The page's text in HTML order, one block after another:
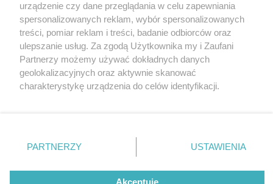
1 / 5
Bulwary w Kaletach
Nie zapomnij
zapoznać się z:
polityką prywatności regulamin korzystania z portali
Twojemiasto
Piekary Śląskie
Chorzów
Tarnowskie Góry
Gliwice
Skontakuj sięz nami
Kontakt
Wydawca
Redakcja
urządzenie czy dane przeglądania w celu zapewniania
spersonalizowanych reklam, wybór spersonalizowanych
treści, pomiar reklam i treści, badanie odbiorców oraz
ulepszanie usług. Za zgodą Użytkownika my i Zaufani
Partnerzy możemy używać dokładnych danych
geolokalizacyjnych oraz aktywnie skanować
charakterystykę urządzenia do celów identyfikacji.
zmienić/wycofać klikając przycisk ustawień prywatności
znajdujący się w lewym dolnym rogu strony
rodzaje przetwarzania danych nie wymagają zgody
użytkownika, ale masz prawo sprzeciwić się takiemu
PARTNERZY USTAWIENIA
Akceptuję